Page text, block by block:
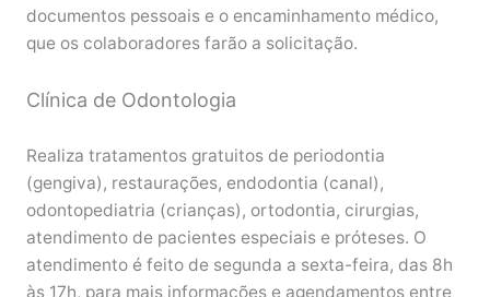
documentos pessoais e o encaminhamento médico,
que os colaboradores farão a solicitação.
Clínica de Odontologia
Realiza tratamentos gratuitos de periodontia
(gengiva), restaurações, endodontia (canal),
odontopediatria (crianças), ortodontia, cirurgias,
atendimento de pacientes especiais e próteses. O
atendimento é feito de segunda a sexta-feira, das 8h
às 17h, para mais informações e agendamentos entre